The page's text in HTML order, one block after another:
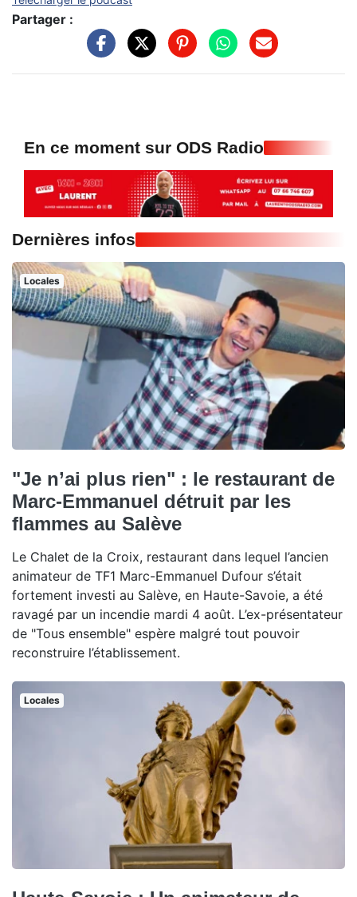
Partager :
En ce moment sur ODS Radio
Dernières infos
Locales
"Je n’ai plus rien" : le restaurant de
Marc-Emmanuel détruit par les
flammes au Salève
Le Chalet de la Croix, restaurant dans lequel l’ancien
animateur de TF1 Marc-Emmanuel Dufour s’était
fortement investi au Salève, en Haute-Savoie, a été
ravagé par un incendie mardi 4 août. L’ex-présentateur
de "Tous ensemble" espère malgré tout pouvoir
reconstruire l’établissement.
Locales